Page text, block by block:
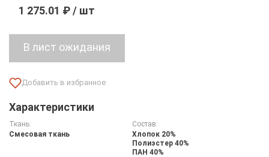
1 275.01 ₽ / шт
Характеристики
Ткань:
Смесовая ткань
Состав:
Хлопок 20%
Полиэстер 40%
ПАН 40%